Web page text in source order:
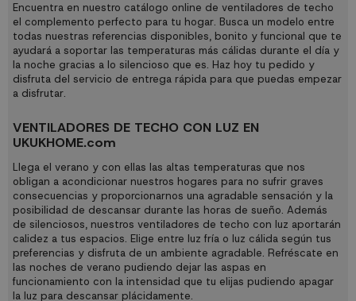
Encuentra en nuestro catálogo online de ventiladores de techo
el complemento perfecto para tu hogar. Busca un modelo entre
todas nuestras referencias disponibles, bonito y funcional que te
ayudará a soportar las temperaturas más cálidas durante el día y
la noche gracias a lo silencioso que es. Haz hoy tu pedido y
disfruta del servicio de entrega rápida para que puedas empezar
a disfrutar.
VENTILADORES DE TECHO CON LUZ EN
UKUKHOME.com
Llega el verano y con ellas las altas temperaturas que nos
obligan a acondicionar nuestros hogares para no sufrir graves
consecuencias y proporcionarnos una agradable sensación y la
posibilidad de descansar durante las horas de sueño. Además
de silenciosos, nuestros ventiladores de techo con luz aportarán
calidez a tus espacios. Elige entre luz fría o luz cálida según tus
preferencias y disfruta de un ambiente agradable. Refréscate en
las noches de verano pudiendo dejar las aspas en
funcionamiento con la intensidad que tu elijas pudiendo apagar
la luz para descansar plácidamente.